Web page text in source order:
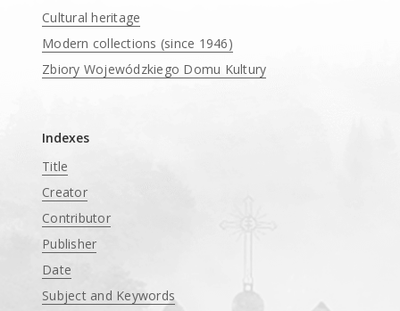
Cultural heritage
Modern collections (since 1946)
Zbiory Wojewódzkiego Domu Kultury
Indexes
Title
Creator
Contributor
Publisher
Date
Subject and Keywords